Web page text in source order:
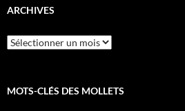
ARCHIVES
Archives
MOTS-CLÉS DES MOLLETS